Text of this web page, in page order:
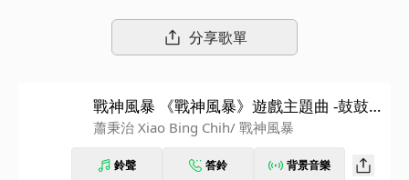
分享歌單
戰神風暴 《戰神風暴》遊戲主題曲 -鼓鼓
呂思緯、蕭秉治、Julia 吳卓源
蕭秉治 Xiao Bing Chih/ 戰神風暴
鈴聲 答鈴 背景音樂